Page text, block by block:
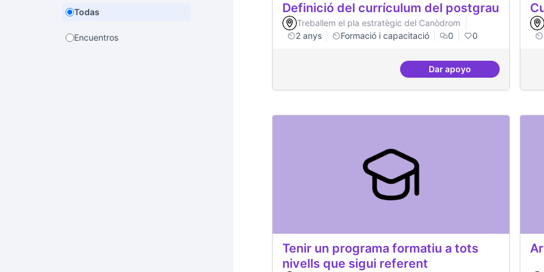
Todas
Encuentros
Definició del currículum del postgrau
Treballem el pla estratègic del Canòdrom
2 anys
Formació i capacitació 0 0
Dar apoyoDefinició del
Tenir un programa formatiu a tots
nivells que sigui referent